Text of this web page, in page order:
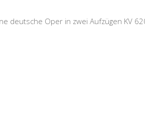
deutsche Oper in zwei Aufzügen KV